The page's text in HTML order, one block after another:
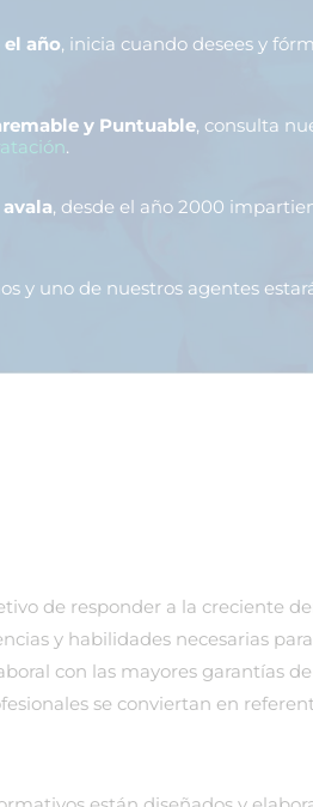
año, inicia cuando desees y
y Puntuable, consulta
.
, desde el año 2000
y uno de nuestros agentes
de responder a la creciente
y habilidades necesarias
con las mayores garantías
se conviertan en